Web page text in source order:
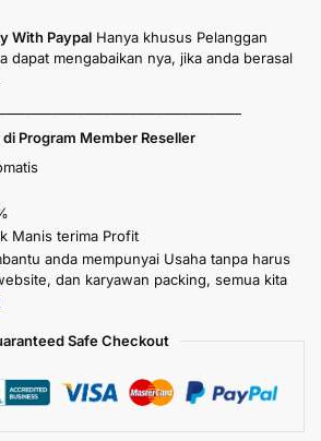
With Paypal Hanya khusus Pelanggan
dapat mengabaikan nya, jika anda berasal
Program Member Reseller
Manis terima Profit
anda mempunyai Usaha tanpa harus
dan karyawan packing, semua kita
Safe Checkout